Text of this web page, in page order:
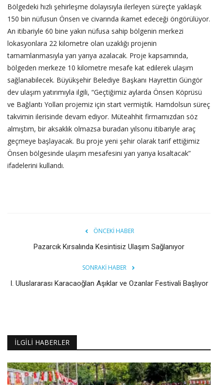
Bölgedeki hızlı şehirleşme dolayısıyla ilerleyen süreçte yaklaşık
150 bin nüfusun Önsen ve civarında ikamet edeceği öngörülüyor.
An itibariyle 60 bine yakın nüfusa sahip bölgenin merkezi
lokasyonlara 22 kilometre olan uzaklığı projenin
tamamlanmasıyla yarı yarıya azalacak. Proje kapsamında,
bölgeden merkeze 10 kilometre mesafe kat edilerek ulaşım
sağlanabilecek. Büyükşehir Belediye Başkanı Hayrettin Güngör
dev ulaşım yatırımıyla ilgili, “Geçtiğimiz aylarda Önsen Köprüsü
ve Bağlantı Yolları projemiz için start vermiştik. Hamdolsun süreç
takvimin ilerisinde devam ediyor. Müteahhit firmamızdan söz
almıştım, bir aksaklık olmazsa buradan yılsonu itibariyle araç
geçmeye başlayacak. Bu proje yeni şehir olarak tarif ettiğimiz
Önsen bölgesinde ulaşım mesafesini yarı yarıya kısaltacak”
ifadelerini kullandı.
ÖNCEKI HABER
Pazarcık Kırsalında Kesintisiz Ulaşım Sağlanıyor
SONRAKI HABER
I. Uluslararası Karacaoğlan Aşıklar ve Ozanlar Festivali Başlıyor
İLGILI HABERLER